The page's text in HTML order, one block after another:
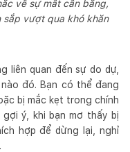
về sự mất cân bằng,
sắp vượt qua khó khăn
liên quan đến sự do dự,
đó. Bạn có thể đang
bị mắc kẹt trong chính
ý, khi bạn mơ thấy bị
hợp để dừng lại, nghỉ